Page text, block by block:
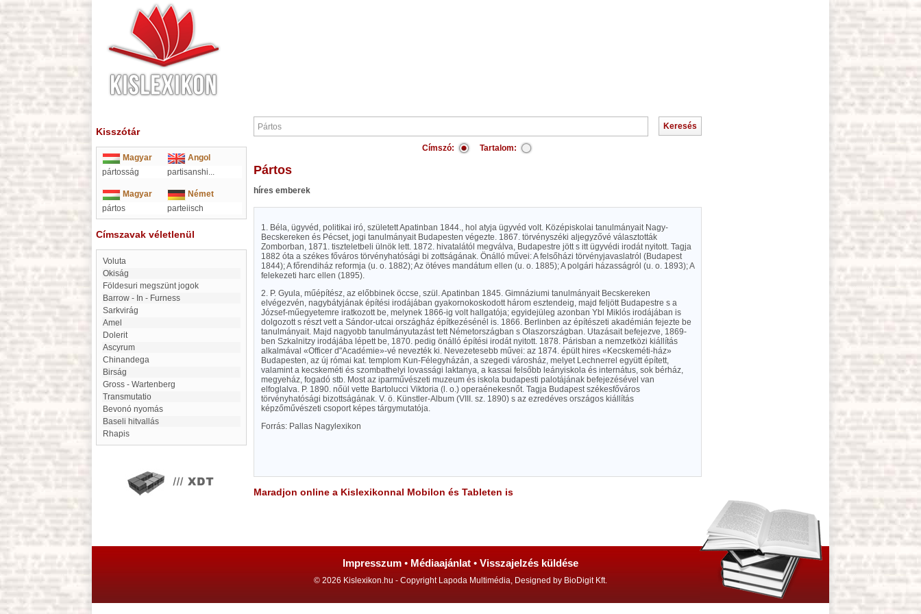
Kisszótár
Magyar
Angol
pártosság
partisanshi...
Magyar
Német
pártos
parteiisch
Címszavak véletlenül
Voluta
Okiság
Földesuri megszünt jogok
Barrow - In - Furness
Sarkvirág
Amel
Dolerit
Ascyrum
Chinandega
Birság
Gross - Wartenberg
Transmutatio
Bevonó nyomás
Baseli hitvallás
Rhapis
Címszó: Tartalom:
Pártos
híres emberek
1. Béla, ügyvéd, politikai iró, született Apatinban 1844., hol atyja ügyvéd volt. Középiskolai tanulmányait Nagy-
Becskereken és Pécset, jogi tanulmányait Budapesten végezte. 1867. törvényszéki aljegyzővé választották
Zomborban, 1871. tiszteletbeli ülnök lett. 1872. hivatalától megválva, Budapestre jött s itt ügyvédi irodát nyitott. Tagja
1882 óta a székes főváros törvényhatósági bi zottságának. Önálló művei: A felsőházi törvényjavaslatról (Budapest
1844); A főrendiház reformja (u. o. 1882); Az ötéves mandátum ellen (u. o. 1885); A polgári házasságról (u. o. 1893); A
felekezeti harc ellen (1895).
2. P. Gyula, műépítész, az előbbinek öccse, szül. Apatinban 1845. Gimnáziumi tanulmányait Becskereken
elvégezvén, nagybátyjának építési irodájában gyakornokoskodott három esztendeig, majd feljött Budapestre s a
József-műegyetemre iratkozott be, melynek 1866-ig volt hallgatója; egyidejüleg azonban Ybl Miklós irodájában is
dolgozott s részt vett a Sándor-utcai országház építkezésénél is. 1866. Berlinben az építészeti akadémián fejezte be
tanulmányait. Majd nagyobb tanulmányutazást tett Németországban s Olaszországban. Utazásait befejezve, 1869-
ben Szkalnitzy irodájába lépett be, 1870. pedig önálló építési irodát nyitott. 1878. Párisban a nemzetközi kiállítás
alkalmával «Officer d"Académie»-vé nevezték ki. Nevezetesebb művei: az 1874. épült hires «Kecskeméti-ház»
Budapesten, az új római kat. templom Kun-Félegyházán, a szegedi városház, melyet Lechnerrel együtt épített,
valamint a kecskeméti és szombathelyi lovassági laktanya, a kassai felsőbb leányiskola és internátus, sok bérház,
megyeház, fogadó stb. Most az iparművészeti muzeum és iskola budapesti palotájának befejezésével van
elfoglalva. P. 1890. nőül vette Bartolucci Viktoria (l. o.) operaénekesnőt. Tagja Budapest székesfőváros
törvényhatósági bizottságának. V. ö. Künstler-Album (VIII. sz. 1890) s az ezredéves országos kiállítás
képzőművészeti csoport képes tárgymutatója.
Forrás: Pallas Nagylexikon
Maradjon online a Kislexikonnal Mobilon és Tableten is
Impresszum • Médiaajánlat • Visszajelzés küldése
© 2026 Kislexikon.hu - Copyright Lapoda Multimédia, Designed by BioDigit Kft.